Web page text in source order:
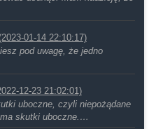
(2023-01-14 22:10:17)
pod uwagę, że jedno
12-23 21:02:01)
uboczne, czyli niepożądane
ma skutki uboczne.…